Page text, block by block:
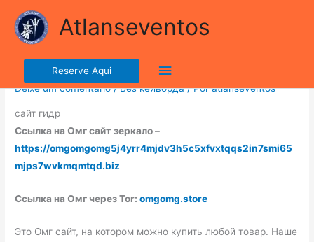
ribalta dell'iconico cronografo.
para
conteúdo
Atlanseventos
Menu
principal
Reserve Aqui
Сайт гидр
Deixe um comentário /Без кейворда/ Poratlanseventos
сайт гидр
Ссылка на Омг сайт зеркало –
https://omgomgomg5j4yrr4mjdv3h5c5xfvxtqqs2in7smi65
mjps7wvkmqmtqd.biz
Ссылка на Омг через Tor:omgomg.store
Это Омг сайт, на котором можно купить любой товар. Наше